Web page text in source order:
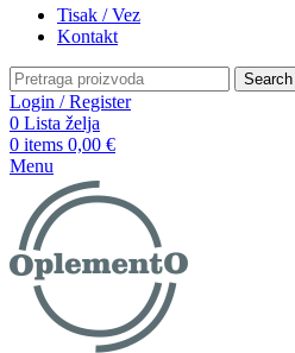
Tisak / Vez
Kontakt
Search
Login / Register
0 Lista želja
0 items 0,00 €
Menu